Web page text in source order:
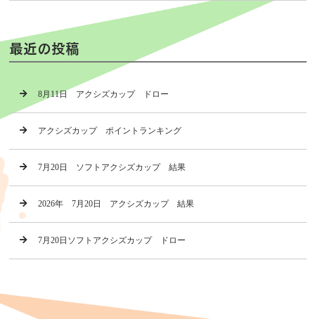
最近の投稿
8月11日 アクシズカップ ドロー
アクシズカップ ポイントランキング
7月20日 ソフトアクシズカップ 結果
2026年 7月20日 アクシズカップ 結果
7月20日ソフトアクシズカップ ドロー